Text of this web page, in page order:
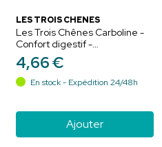
LES TROIS CHÊNES
Les Trois Chênes Carboline -
Confort digestif -
Ballonnements et Gaz
Intestinaux - 30 gélules
4,66€
En stock - Expédition 24/48h
Ajouter